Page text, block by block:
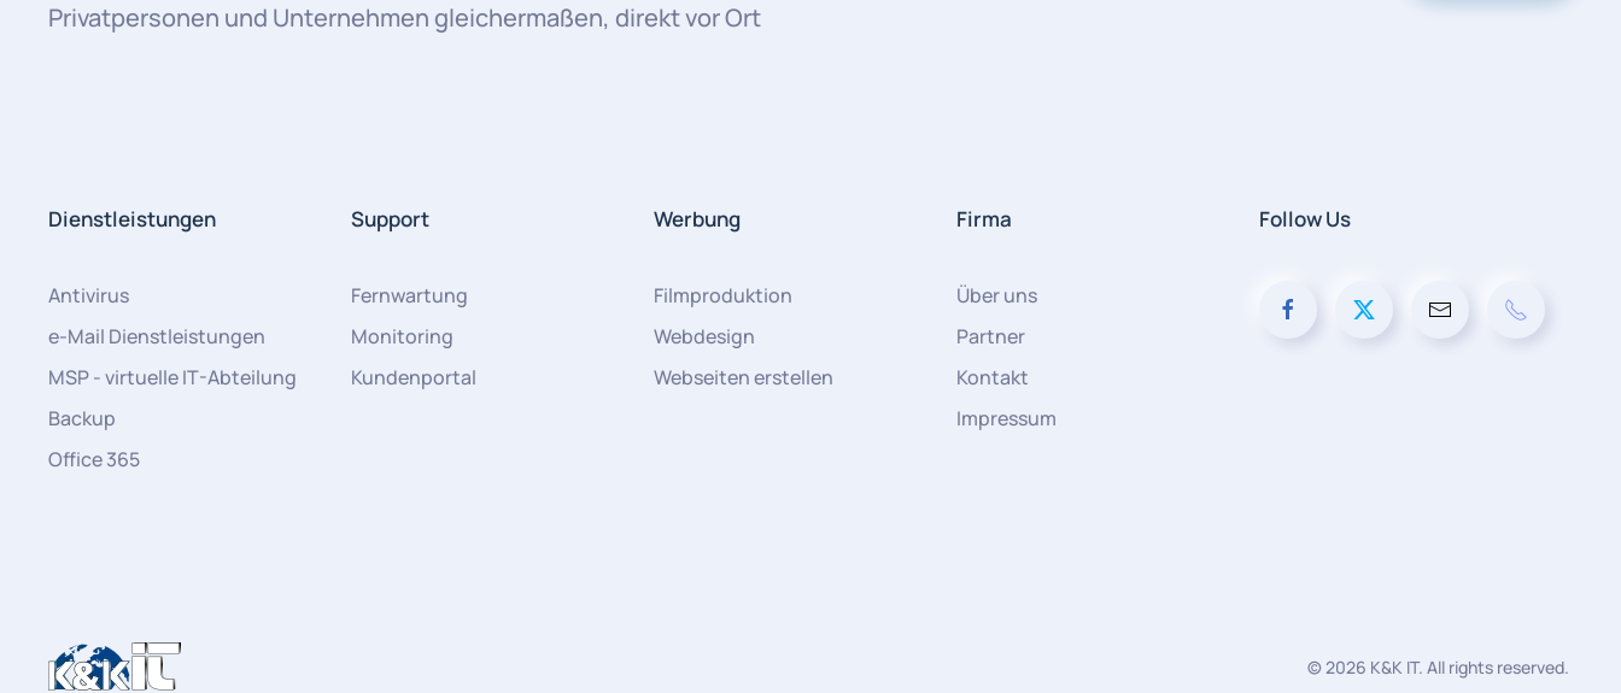
Privatpersonen und Unternehmen gleichermaßen, direkt vor Ort
Dienstleistungen
Antivirus
e-Mail Dienstleistungen
MSP - virtuelle IT-Abteilung
Backup
Office 365
Support
Fernwartung
Monitoring
Kundenportal
Werbung
Filmproduktion
Webdesign
Webseiten erstellen
Firma
Über uns
Partner
Kontakt
Impressum
Follow Us
© 2026 K&K IT. All rights reserved.